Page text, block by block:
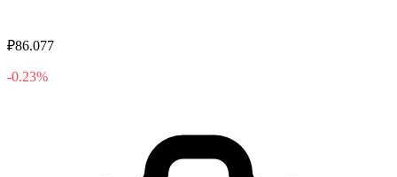
₽86.077
-0.23%